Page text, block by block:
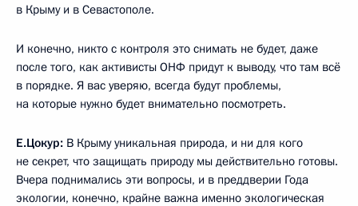
в Крыму и в Севастополе.
И конечно, никто с контроля это снимать не будет, даже
после того, как активисты ОНФ придут к выводу, что там всё
в порядке. Я вас уверяю, всегда будут проблемы,
на которые нужно будет внимательно посмотреть.
Е.Цокур: В Крыму уникальная природа, и ни для кого
не секрет, что защищать природу мы действительно готовы.
Вчера поднимались эти вопросы, и в преддверии Года
экологии, конечно, крайне важна именно экологическая